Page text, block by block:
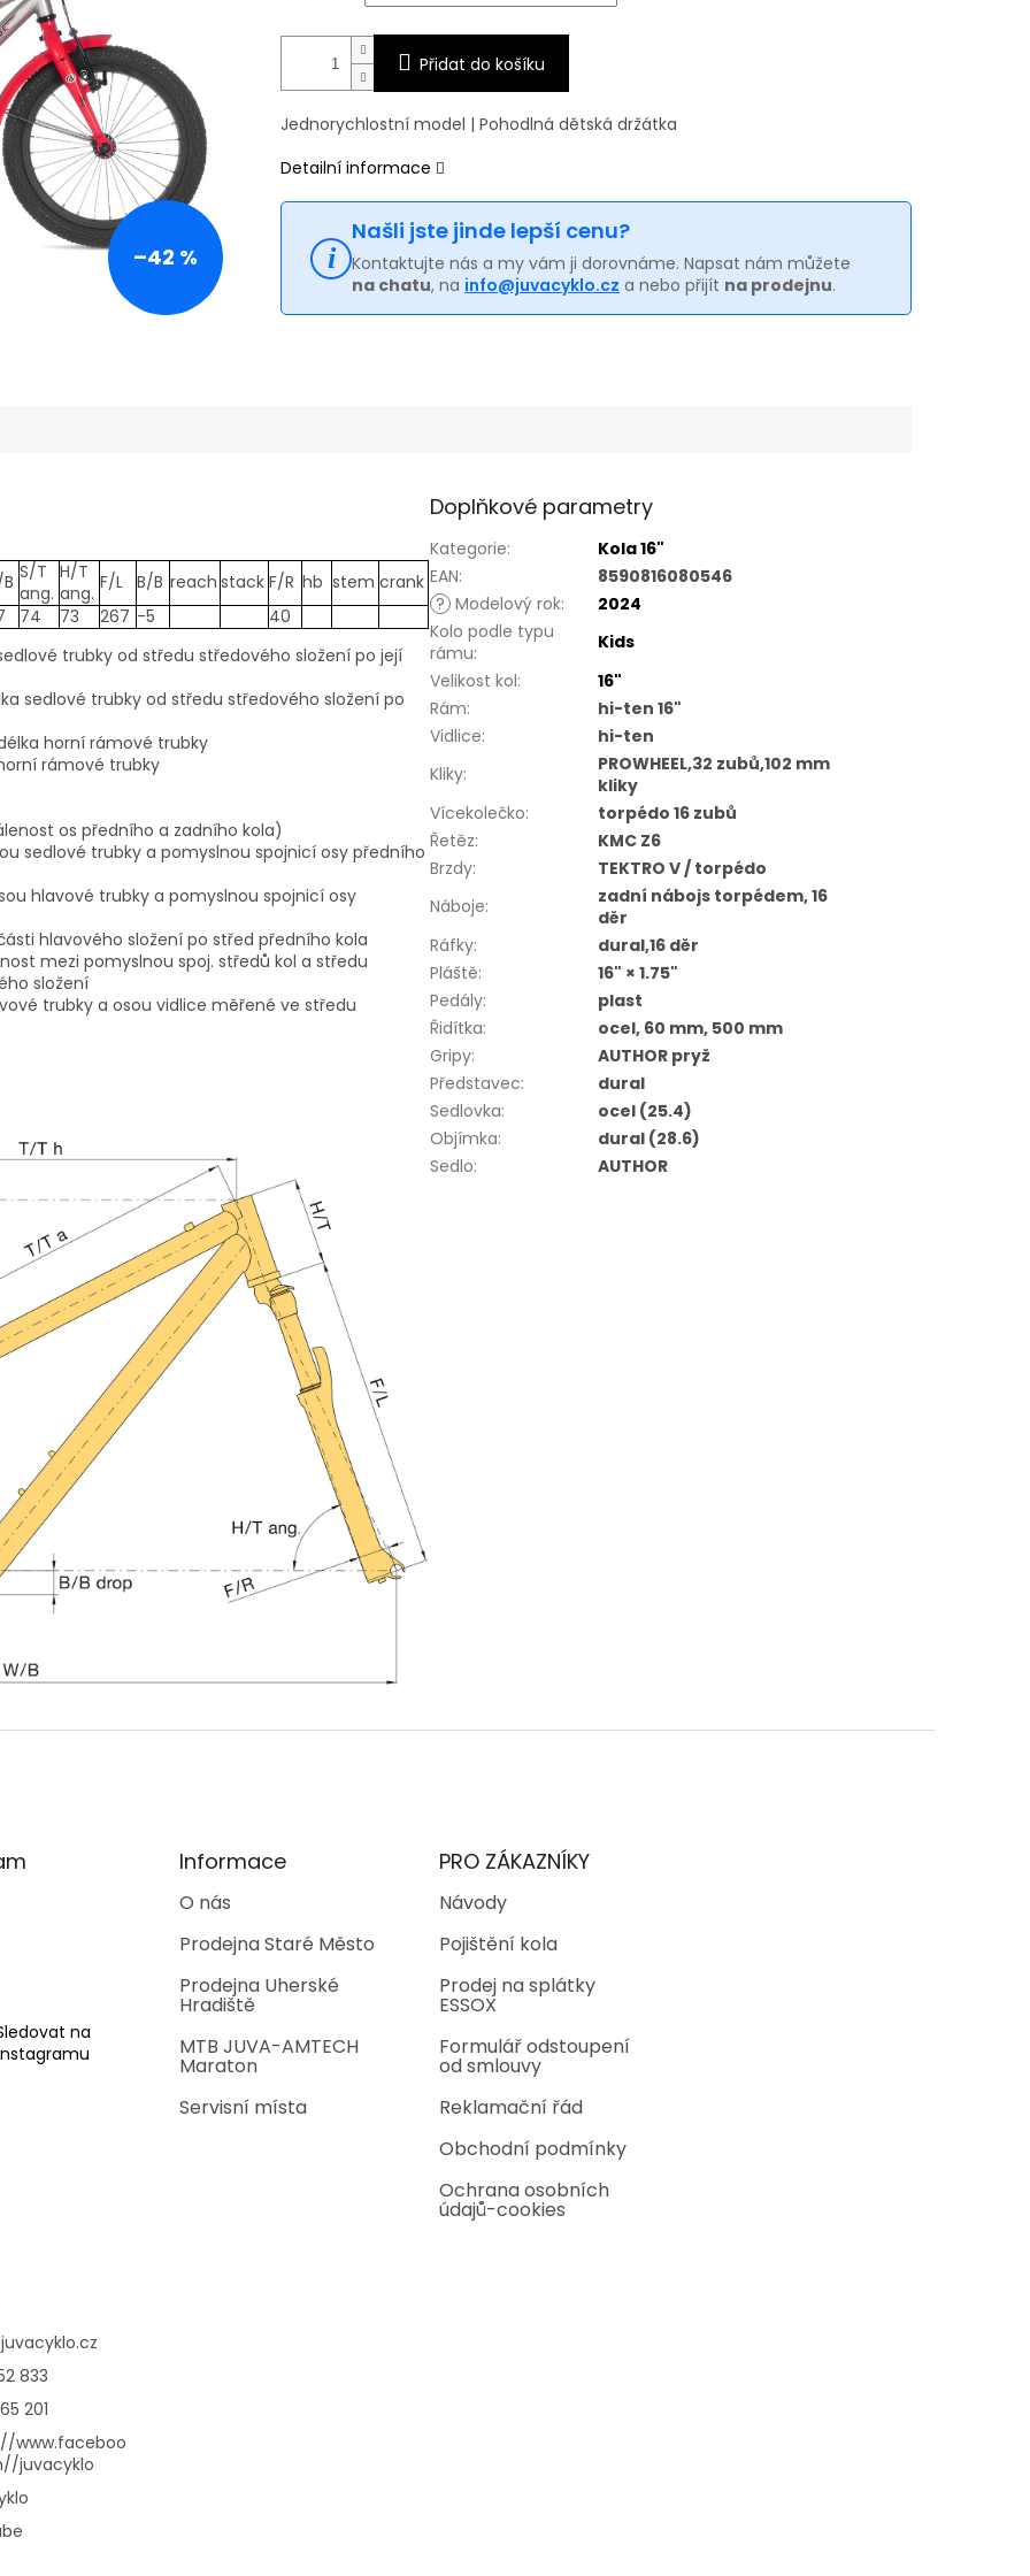
–42 %
Přidat do košíku
Jednorychlostní model | Pohodlná dětská držátka
Detailní informace
Našli jste jinde lepší cenu?
Kontaktujte nás a my vám ji dorovnáme. Napsat nám můžete
na chatu, na info@juvacyklo.cz a nebo přijít na prodejnu.
S/T
ang.
H/T
ang. F/L B/B reach stack F/R hb stem crank
74 73 267 -5
40
trubky od středu středového složení po její
sedlové trubky od středu středového složení po
horní rámové trubky
rámové trubky
os předního a zadního kola)
sedlové trubky a pomyslnou spojnicí osy předního
hlavové trubky a pomyslnou spojnicí osy
hlavového složení po střed předního kola
mezi pomyslnou spoj. středů kol a středu
složení
trubky a osou vidlice měřené ve středu
Doplňkové parametry
Kategorie:
Kola 16"
EAN:
8590816080546
? Modelový rok:
2024
Kolo podle typu
rámu:
Kids
Velikost kol:
16"
Rám:
hi-ten 16"
Vidlice:
hi-ten
Kliky:
PROWHEEL,32 zubů,102 mm
kliky
Vícekolečko:
torpédo 16 zubů
Řetěz:
KMC Z6
Brzdy:
TEKTRO V / torpédo
Náboje:
zadní nábojs torpédem, 16
děr
Ráfky:
dural,16 děr
Pláště:
16" × 1.75"
Pedály:
plast
Řidítka:
ocel, 60 mm, 500 mm
Gripy:
AUTHOR pryž
Představec:
dural
Sedlovka:
ocel (25.4)
Objímka:
dural (28.6)
Sedlo: AUTHOR
na
Informace
O nás
Prodejna Staré Město
Prodejna Uherské
Hradiště
MTB JUVA-AMTECH
Maraton
Servisní místa
PRO ZÁKAZNÍKY
Návody
Pojištění kola
Prodej na splátky
ESSOX
Formulář odstoupení
od smlouvy
Reklamační řád
Obchodní podmínky
Ochrana osobních
údajů-cookies
juvacyklo.cz
833
201
www.faceboo
juvacyklo